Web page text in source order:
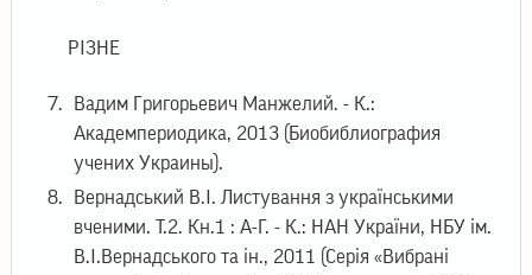
РІЗНЕ
Вадим Григорьевич Манжелий. - К.:
Академпериодика, 2013 (Биобиблиография
учених Украины).
Вернадський В.І. Листування з українськими
вченими. Т.2. Кн.1 : А-Г. - К.: НАН України, НБУ ім.
В.І.Вернадського та ін., 2011 (Серія «Вибрані